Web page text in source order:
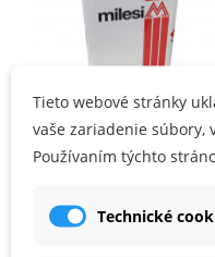
MILESI LNB190 tužidlo
9,00 €
Tieto webové stránky
vaše zariadenie súbory,
Používaním týchto
Technické